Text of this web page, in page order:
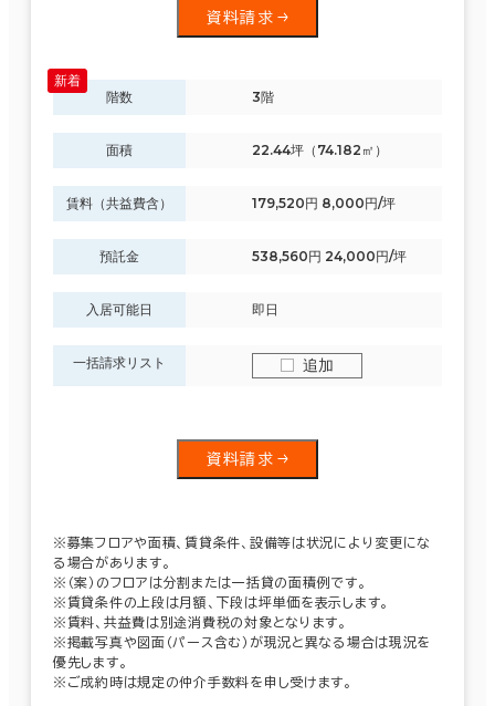
資料請求
階数 3階
面積 22.44坪（74.182㎡）
賃料（共益費含） 179,520円 8,000円/坪
預託金 538,560円 24,000円/坪
入居可能日 即日
一括請求リスト 追加
資料請求
※募集フロアや面積、賃貸条件、設備等は状況により変更にな
る場合があります。
※（案）のフロアは分割または一括貸の面積例です。
※賃貸条件の上段は月額、下段は坪単価を表示します。
※賃料、共益費は別途消費税の対象となります。
※掲載写真や図面（パース含む）が現況と異なる場合は現況を
優先します。
※ご成約時は規定の仲介手数料を申し受けます。